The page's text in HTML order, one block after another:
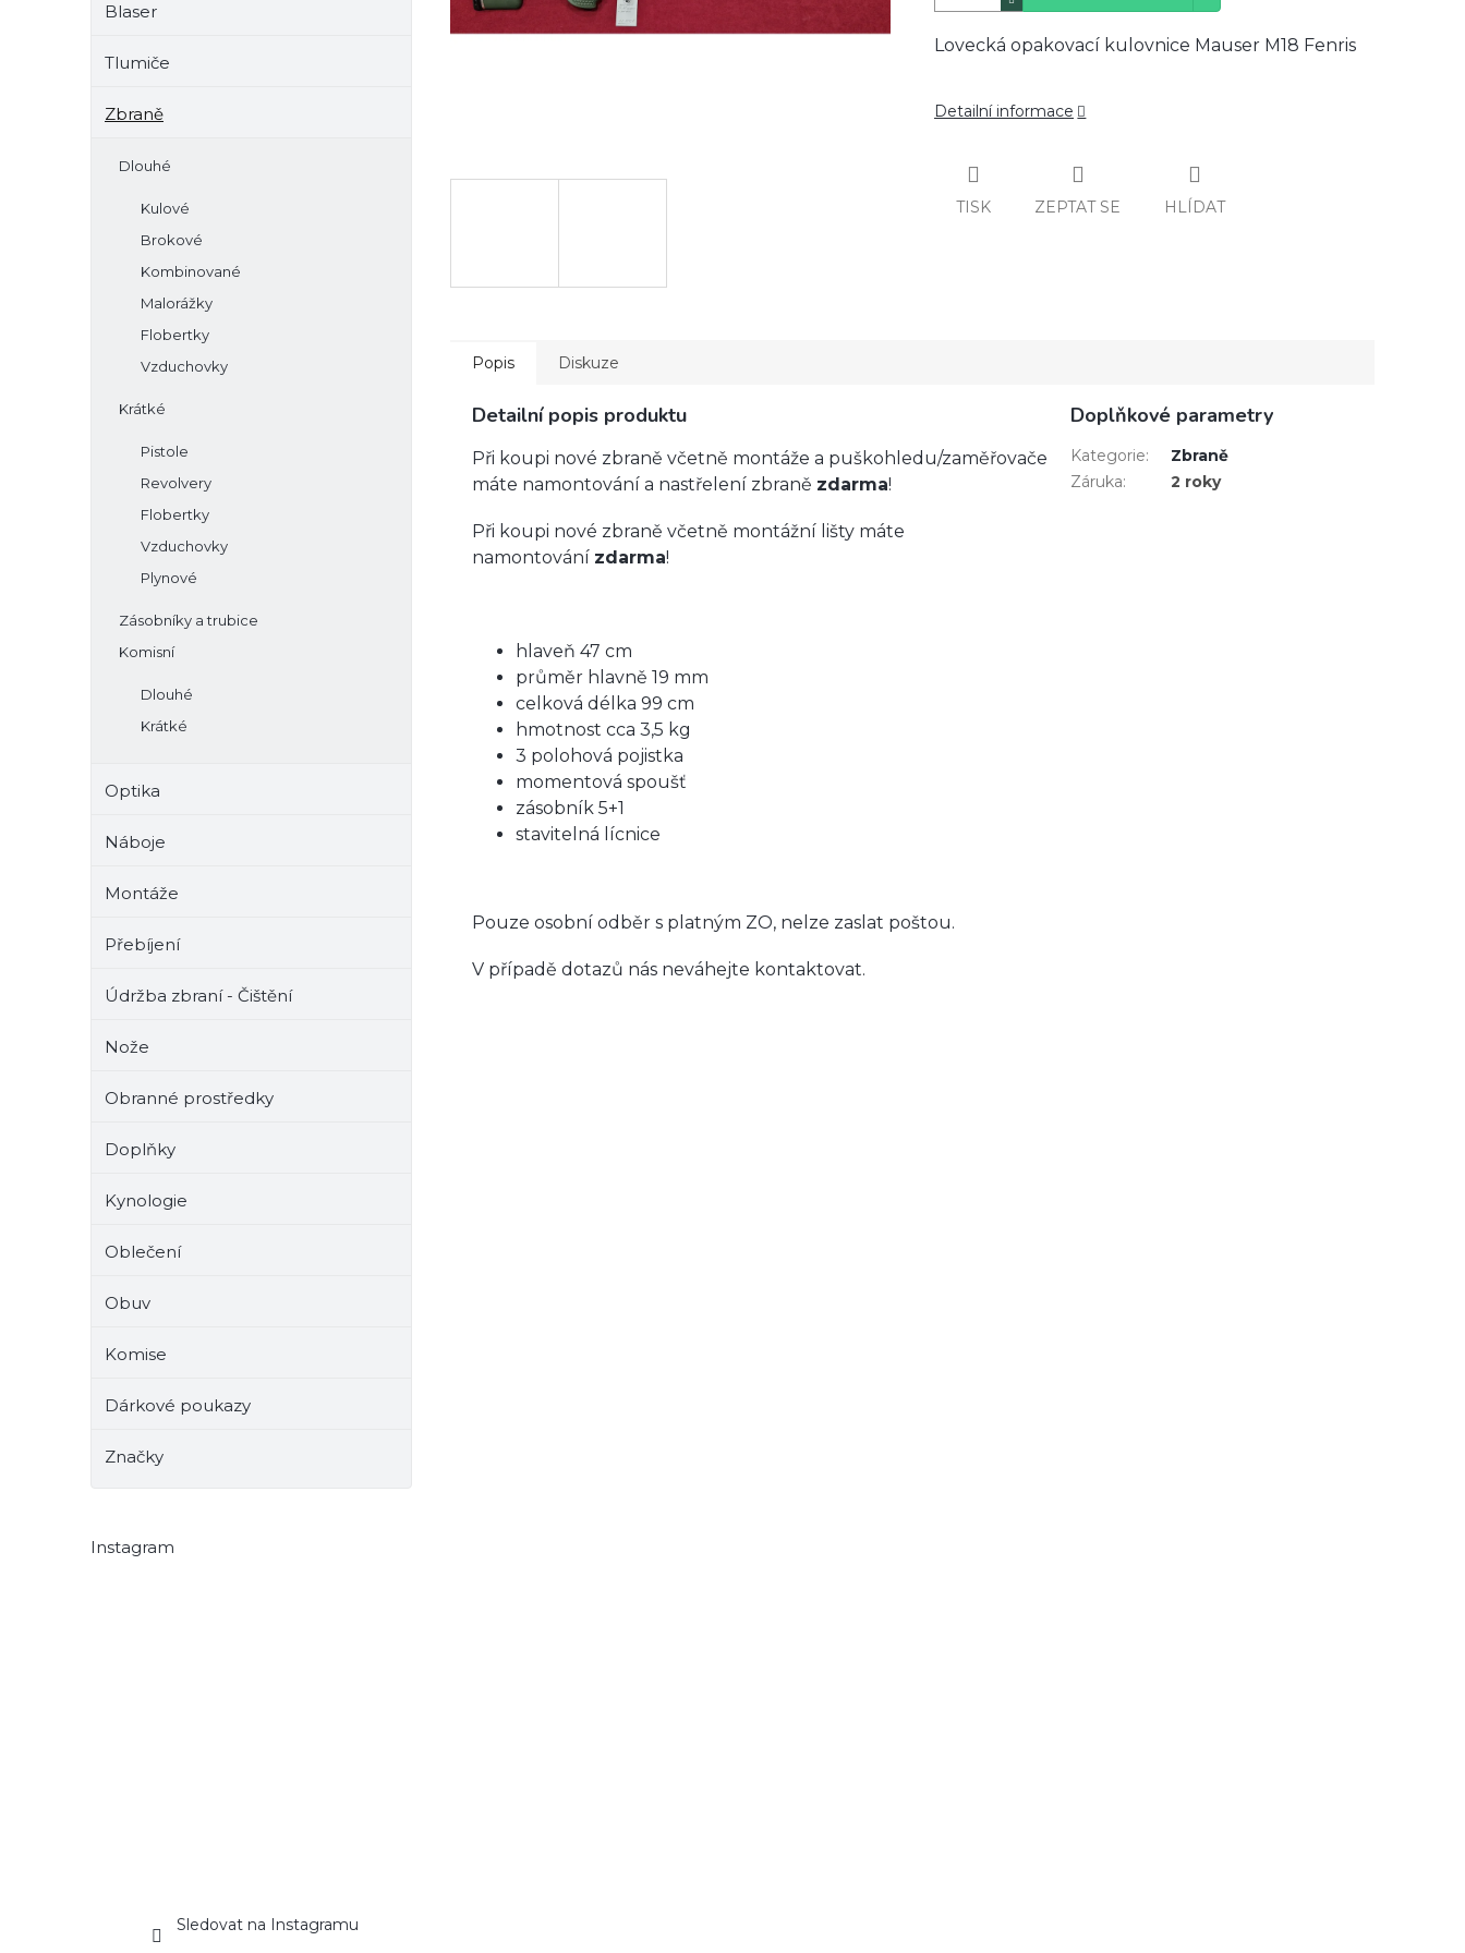
Blaser
Tlumiče
Zbraně
Dlouhé
Kulové
Brokové
Kombinované
Malorážky
Flobertky
Vzduchovky
Krátké
Pistole
Revolvery
Flobertky
Vzduchovky
Plynové
Zásobníky a trubice
Komisní
Dlouhé
Krátké
Optika
Náboje
Montáže
Přebíjení
Údržba zbraní - Čištění
Nože
Obranné prostředky
Doplňky
Kynologie
Oblečení
Obuv
Komise
Dárkové poukazy
Značky
Instagram
Sledovat na Instagramu
Lovecká opakovací kulovnice Mauser M18 Fenris
Detailní informace
TISK ZEPTAT SE HLÍDAT
Popis Diskuze
Detailní popis produktu
Při koupi nové zbraně včetně montáže a puškohledu/zaměřovače
máte namontování a nastřelení zbraně zdarma!
Při koupi nové zbraně včetně montážní lišty máte
namontování zdarma!
hlaveň 47 cm
průměr hlavně 19 mm
celková délka 99 cm
hmotnost cca 3,5 kg
3 polohová pojistka
momentová spoušť
zásobník 5+1
stavitelná lícnice
Pouze osobní odběr s platným ZO, nelze zaslat poštou.
V případě dotazů nás neváhejte kontaktovat.
Doplňkové parametry
Kategorie:
Zbraně
Záruka: 2 roky